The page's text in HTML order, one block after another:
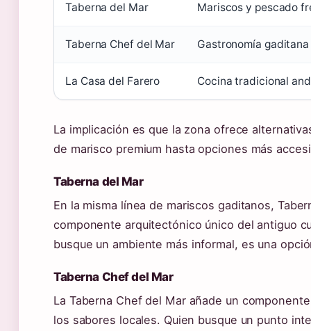
Taberna del Mar Mariscos y pescado
Taberna Chef del Mar Gastronomía
La Casa del Farero Cocina tradicional
La implicación es que la zona ofrece
de marisco premium hasta opciones más
Taberna del Mar
En la misma línea de mariscos gaditanos,
componente arquitectónico único del antiguo
busque un ambiente más informal, es una
Taberna Chef del Mar
La Taberna Chef del Mar añade un
los sabores locales. Quien busque un punto